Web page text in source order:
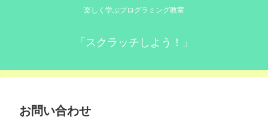
楽しく学ぶプログラミング教室
「スクラッチしよう！」
お問い合わせ